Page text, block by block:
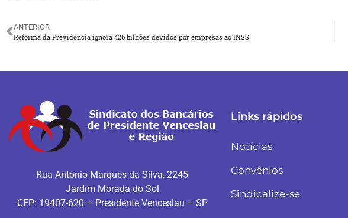
ANTERIOR
Reforma da Previdência ignora 426 bilhões devidos por empresas ao INSS
Rua Antonio Marques da Silva, 2245
Jardim Morada do Sol
CEP: 19407-620 – Presidente Venceslau – SP
Links rápidos
Notícias
Convênios
Sindicalize-se